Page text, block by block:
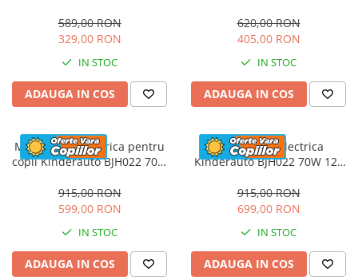
bluetooth, culoare Rosu
589,00 RON
329,00 RON
IN STOC
ADAUGA IN COS
620,00 RON
405,00 RON
IN STOC
ADAUGA IN COS
Motocicleta electrica pentru
copii Kinderauto BJH022 70W
915,00 RON
599,00 RON
IN STOC
ADAUGA IN COS
Motocicleta electrica
Kinderauto BJH022 70W 12V
culoare Rosie
915,00 RON
699,00 RON
IN STOC
ADAUGA IN COS